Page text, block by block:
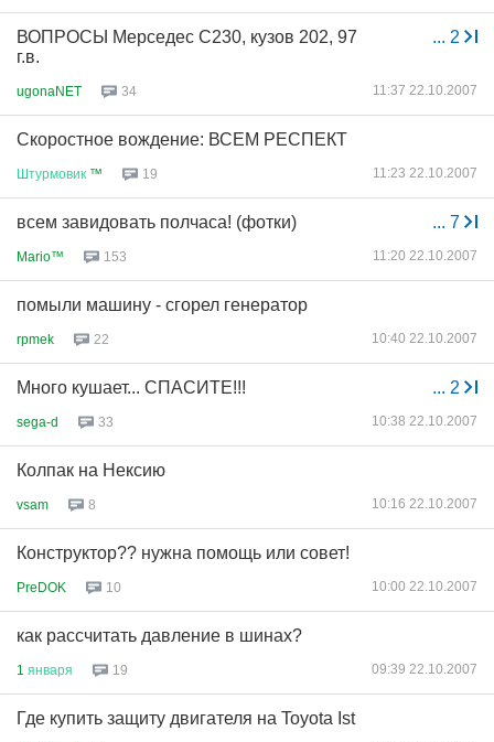
... 2
ВОПРОСЫ Мерседес С230, кузов 202, 97
г.в.
ugonaNET 34 11:37 22.10.2007
Скоростное вождение: ВСЕМ РЕСПЕКТ
Штурмовик ™ 19 11:23 22.10.2007
... 7
всем завидовать полчаса! (фотки)
Mario™ 153 11:20 22.10.2007
помыли машину - сгорел генератор
rpmek 22 10:40 22.10.2007
... 2
Много кушает... СПАСИТЕ!!!
sega-d 33 10:38 22.10.2007
Колпак на Нексию
vsam 8 10:16 22.10.2007
Конструктор?? нужна помощь или совет!
PreDOK 10 10:00 22.10.2007
как рассчитать давление в шинах?
1 января 19 09:39 22.10.2007
Где купить защиту двигателя на Toyota Ist